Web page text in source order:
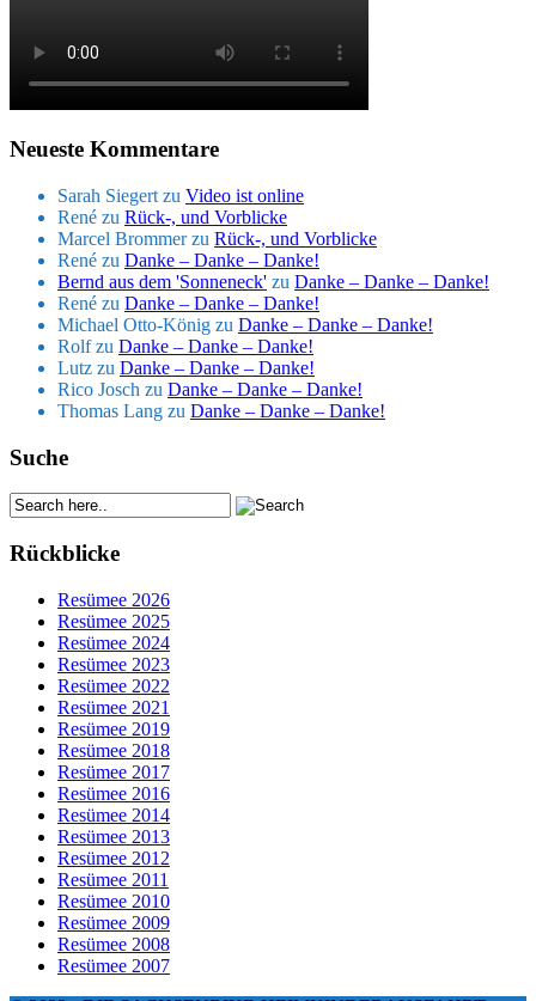
Neueste Kommentare
Sarah Siegert zu Video ist online
René zu Rück-, und Vorblicke
Marcel Brommerzu Rück-, und Vorblicke
René zu Danke – Danke – Danke!
Bernd aus dem 'Sonneneck' zu Danke – Danke – Danke!
René zu Danke – Danke – Danke!
Michael Otto-König zu Danke – Danke – Danke!
Rolfzu Danke – Danke – Danke!
Lutz zu Danke – Danke – Danke!
Rico Josch zu Danke – Danke – Danke!
Thomas Lang zu Danke – Danke – Danke!
Suche
Rückblicke
Resümee 2026
Resümee 2025
Resümee 2024
Resümee 2023
Resümee 2022
Resümee 2021
Resümee 2019
Resümee 2018
Resümee 2017
Resümee 2016
Resümee 2014
Resümee 2013
Resümee 2012
Resümee 2011
Resümee 2010
Resümee 2009
Resümee 2008
Resümee 2007